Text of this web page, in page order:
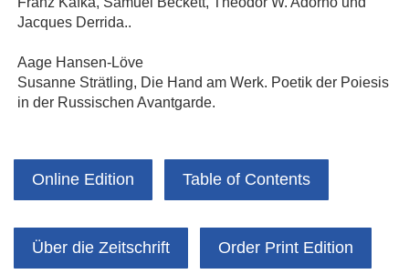
Jacques Derrida..
Aage Hansen-Löve
Susanne Strätling, Die Hand am Werk. Poetik der Poiesis
in der Russischen Avantgarde.
Online Edition Table of Contents
Über die Zeitschrift Order Print Edition